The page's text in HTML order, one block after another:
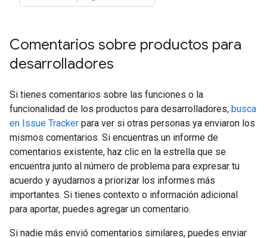
Comentarios sobre productos para
desarrolladores
Si tienes comentarios sobre las funciones o la
funcionalidad de los productos para desarrolladores, busca
en Issue Tracker para ver si otras personas ya enviaron los
mismos comentarios. Si encuentras un informe de
comentarios existente, haz clic en la estrella que se
encuentra junto al número de problema para expresar tu
acuerdo y ayudarnos a priorizar los informes más
importantes. Si tienes contexto o información adicional
para aportar, puedes agregar un comentario.
Si nadie más envió comentarios similares, puedes enviar